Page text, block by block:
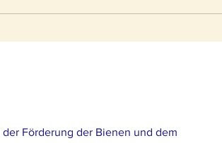
Förderung der Bienen und dem